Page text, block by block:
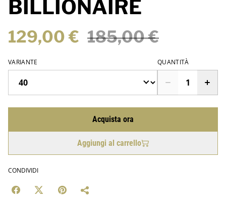
BILLIONAIRE
129,00 € 185,00 €
VARIANTE QUANTITÀ
Acquista ora
Aggiungi al carrello
CONDIVIDI